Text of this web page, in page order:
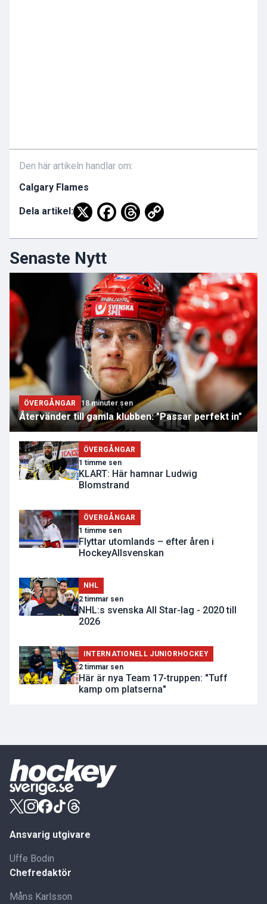
Den här artikeln handlar om:
Calgary Flames
Dela artikel:
Senaste Nytt
ÖVERGÅNGAR 18 minuter sen
Återvänder till gamla klubben: "Passar perfekt in"
ÖVERGÅNGAR
1 timme sen
KLART: Här hamnar Ludwig
Blomstrand
ÖVERGÅNGAR
1 timme sen
Flyttar utomlands – efter åren i
HockeyAllsvenskan
NHL
2 timmar sen
NHL:s svenska All Star-lag - 2020 till
2026
INTERNATIONELL JUNIORHOCKEY
2 timmar sen
Här är nya Team 17-truppen: "Tuff
kamp om platserna"
Ansvarig utgivare
Uffe Bodin
Chefredaktör
Måns Karlsson